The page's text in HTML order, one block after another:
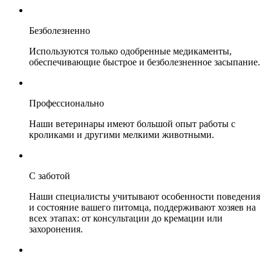
Безболезненно
Используются только одобренные медикаменты,
обеспечивающие быстрое и безболезненное засыпание.
Профессионально
Наши ветеринары имеют большой опыт работы с
кроликами и другими мелкими животными.
С заботой
Наши специалисты учитывают особенности поведения
и состояние вашего питомца, поддерживают хозяев на
всех этапах: от консультации до кремации или
захоронения.